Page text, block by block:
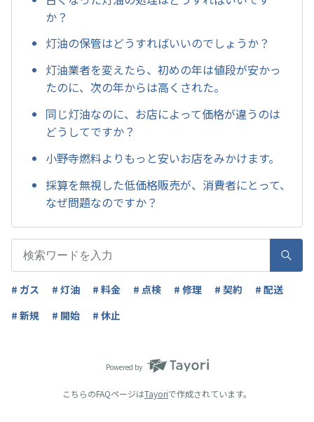
か？
灯油の保管はどうすればいいのでしょうか？
灯油業者を変えたら、初めの年は値段が安かっ
たのに、次の年からは高くされた。
同じ灯油なのに、お店によって価格が違うのは
どうしてですか？
小野寺燃料よりもっと安いお店をみかけます。
採算を無視した低価格販売が、消費者にとって、
なぜ問題なのですか？
# ガス # 灯油 # 料金 # 点検 # 修理 # 契約
# 配送
# 新規
# 開始 # 休止
Powered by
こちらのFAQページはTayoriで作成されています。